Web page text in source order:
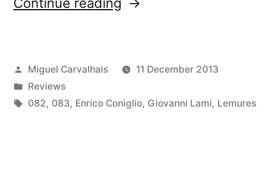
Monsieur
DÃ©lire”
Posted
by
Miguel Carvalhais
11 December 2013
Posted
in
Reviews
Tags:
082, 083, Enrico Coniglio, Giovanni Lami, Lemures